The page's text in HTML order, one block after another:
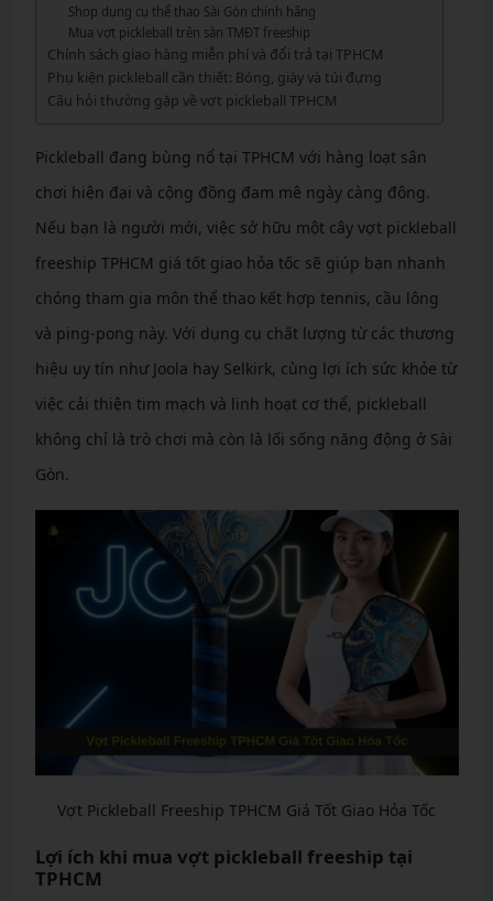
Shop dụng cụ thể thao Sài Gòn chính hãng
Mua vợt pickleball trên sàn TMĐT freeship
Chính sách giao hàng miễn phí và đổi trả tại TPHCM
Phụ kiện pickleball cần thiết: Bóng, giày và túi đựng
Câu hỏi thường gặp về vợt pickleball TPHCM
Pickleball đang bùng nổ tại TPHCM với hàng loạt sân
chơi hiện đại và cộng đồng đam mê ngày càng đông.
Nếu bạn là người mới, việc sở hữu một cây vợt pickleball
freeship TPHCM giá tốt giao hỏa tốc sẽ giúp bạn nhanh
chóng tham gia môn thể thao kết hợp tennis, cầu lông
và ping-pong này. Với dụng cụ chất lượng từ các thương
hiệu uy tín như Joola hay Selkirk, cùng lợi ích sức khỏe từ
việc cải thiện tim mạch và linh hoạt cơ thể, pickleball
không chỉ là trò chơi mà còn là lối sống năng động ở Sài
Gòn.
Vợt Pickleball Freeship TPHCM Giá Tốt Giao Hỏa Tốc
Lợi ích khi mua vợt pickleball freeship tại
TPHCM